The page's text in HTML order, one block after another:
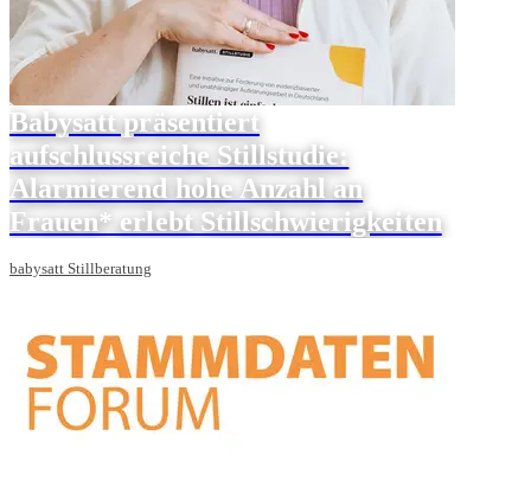
Babysatt präsentiert
aufschlussreiche Stillstudie:
Alarmierend hohe Anzahl an
Frauen* erlebt Stillschwierigkeiten
babysatt Stillberatung